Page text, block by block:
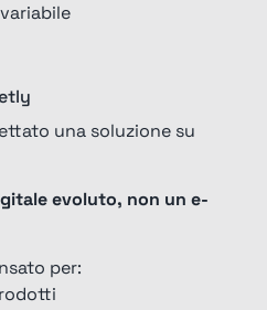
una soluzione su
evoluto, non un e-
per: